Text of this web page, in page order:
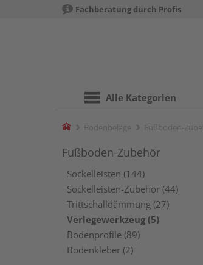
Fachberatung durch Profis
Alle Kategorien
Home
Fußboden-Zubehör
Sockelleisten (144)
Sockelleisten-Zubehör (44)
Trittschalldämmung (27)
Verlegewerkzeug (5)
Bodenprofile (89)
Bodenkleber (2)